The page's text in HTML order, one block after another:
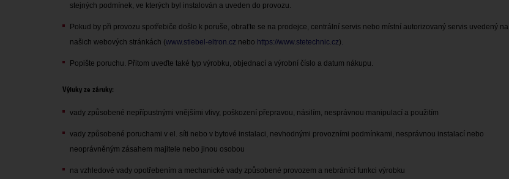
stejných podmínek, ve kterých byl instalován a uveden do provozu.
Pokud by při provozu spotřebiče došlo k poruše, obraťte se na prodejce, centrální servis nebo místní autorizovaný servis uvedený na
našich webových stránkách (www.stiebel-eltron.cz nebo https://www.stetechnic.cz).
Popište poruchu. Přitom uveďte také typ výrobku, objednací a výrobní číslo a datum nákupu.
Výluky ze záruky:
vady způsobené nepřípustnými vnějšími vlivy, poškození přepravou, násilím, nesprávnou manipulací a použitím
vady způsobené poruchami v el. síti nebo v bytové instalaci, nevhodnými provozními podmínkami, nesprávnou instalací nebo
neoprávněným zásahem majitele nebo jinou osobou
na vzhledové vady opotřebením a mechanické vady způsobené provozem a nebránící funkci výrobku